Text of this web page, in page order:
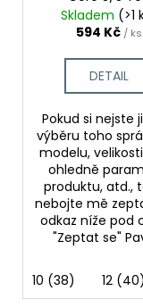
Skladem (>1
594 Kč / ks
DETAIL
Pokud si nejste
výběru toho
modelu,
ohledně
produktu, atd.,
nebojte mě
odkaz níže pod
"Zeptat se"
10 (38) 12 (40)